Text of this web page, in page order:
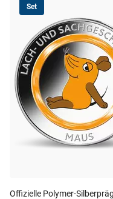
Set
Offizielle Polymer-